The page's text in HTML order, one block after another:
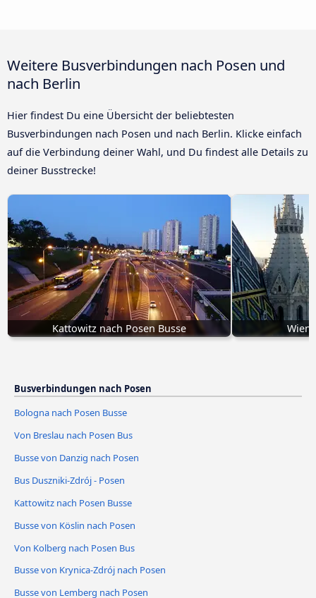
Weitere Busverbindungen nach Posen und
nach Berlin
Hier findest Du eine Übersicht der beliebtesten
Busverbindungen nach Posen und nach Berlin. Klicke einfach
auf die Verbindung deiner Wahl, und Du findest alle Details zu
deiner Busstrecke!
Kattowitz nach Posen Busse Wien
Busverbindungen nach Posen
Bologna nach Posen Busse
Von Breslau nach Posen Bus
Busse von Danzig nach Posen
Bus Duszniki-Zdrój - Posen
Kattowitz nach Posen Busse
Busse von Köslin nach Posen
Von Kolberg nach Posen Bus
Busse von Krynica-Zdrój nach Posen
Busse von Lemberg nach Posen